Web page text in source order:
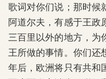
歌词对你们说；那时候
阿道尔夫，有感于王政
三百里以外的地方，为
王所做的事情。你们还
年后，欧洲将只有共和